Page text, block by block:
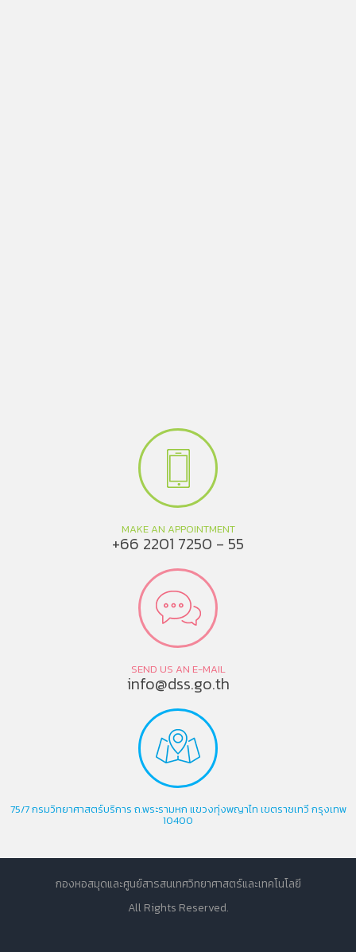
MAKE AN APPOINTMENT
+66 2201 7250 - 55
SEND US AN E-MAIL
info@dss.go.th
75/7 กรมวิทยาศาสตร์บริการ ถ.พระรามหก แขวงทุ่งพญาไท เขตราชเทวี กรุงเทพ
10400
กองหอสมุดและศูนย์สารสนเทศวิทยาศาสตร์และเทคโนโลยี
All Rights Reserved.